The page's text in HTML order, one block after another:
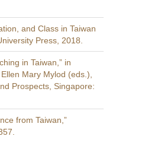
and Class in Taiwan
Press, 2018.
in Taiwan,” in
Mary Mylod (eds.),
Prospects, Singapore:
from Taiwan,”